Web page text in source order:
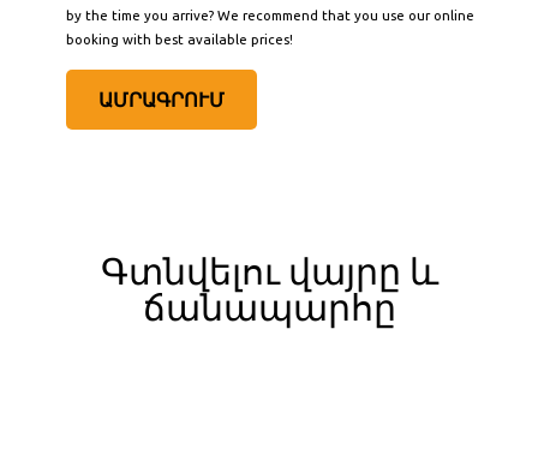
by the time you arrive? We recommend that you use our online
booking with best available prices!
ԱՄՐԱԳՐՈՒՄ
Գտնվելու վայրը և
ճանապարհը